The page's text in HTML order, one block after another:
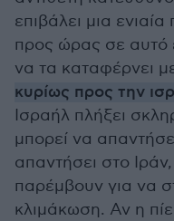
επιβάλει μια
προς ώρας σε αυτό
να τα καταφέρνει
κυρίως προς την
Ισραήλ πλήξει
μπορεί να
απαντήσει στο
παρέμβουν για να
κλιμάκωση. Αν η